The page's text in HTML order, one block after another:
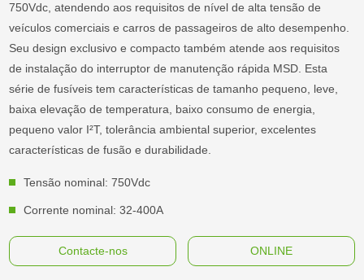
750Vdc, atendendo aos requisitos de nível de alta tensão de
veículos comerciais e carros de passageiros de alto desempenho.
Seu design exclusivo e compacto também atende aos requisitos
de instalação do interruptor de manutenção rápida MSD. Esta
série de fusíveis tem características de tamanho pequeno, leve,
baixa elevação de temperatura, baixo consumo de energia,
pequeno valor I²T, tolerância ambiental superior, excelentes
características de fusão e durabilidade.
Tensão nominal: 750Vdc
Corrente nominal: 32-400A
Contacte-nos ONLINE